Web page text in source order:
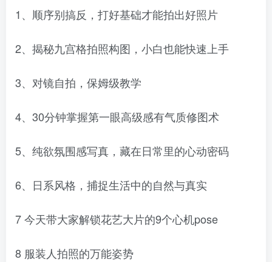
1、顺序别搞反，打好基础才能拍出好照片
2、揭秘九宫格拍照构图，小白也能快速上手
3、对镜自拍，保姆级教学
4、30分钟掌握第一眼高级感有气质修图术
5、纯欲氛围感写真，藏在日常里的心动密码
6、日系风格，捕捉生活中的自然与真实
7 今天带大家解锁花艺大片的9个心机pose
8 服装人拍照的万能姿势